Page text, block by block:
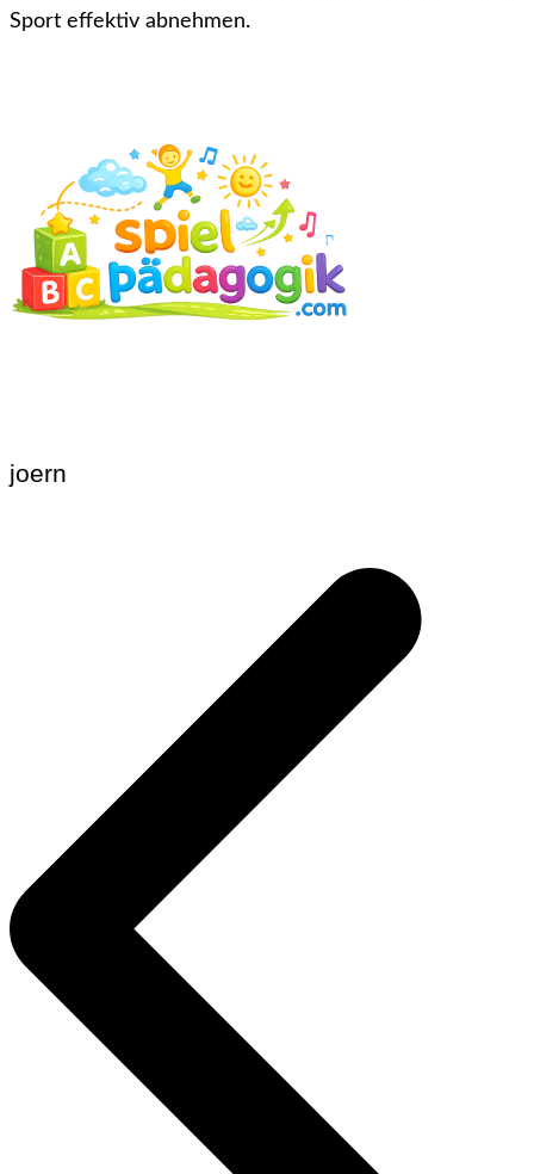
Sport effektiv abnehmen.
joern